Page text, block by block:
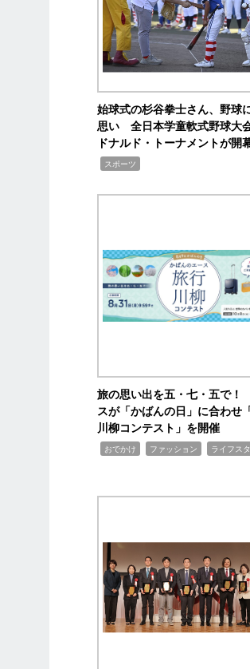
始球式の杉谷拳士さん、野球
思い 全日本学童軟式野球大
ドナルド・トーナメントが開
スポーツ
旅の思い出を五・七・五で
スが「かばんの日」に合わせ
川柳コンテスト」を開催
おでかけ ファッション ライフス